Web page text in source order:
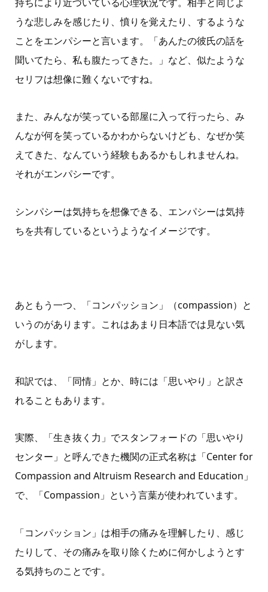
うな悲しみを感じたり、憤りを覚えたり、するような
ことをエンパシーと言います。「あんたの彼氏の話を
聞いてたら、私も腹たってきた。」など、似たような
セリフは想像に難くないですね。
また、みんなが笑っている部屋に入って行ったら、み
んなが何を笑っているかわからないけども、なぜか笑
えてきた、なんていう経験もあるかもしれませんね。
それがエンパシーです。
シンパシーは気持ちを想像できる、エンパシーは気持
ちを共有しているというようなイメージです。
あともう一つ、「コンパッション」（compassion）と
いうのがあります。これはあまり日本語では見ない気
がします。
和訳では、「同情」とか、時には「思いやり」と訳さ
れることもあります。
実際、「生き抜く力」でスタンフォードの「思いやり
センター」と呼んできた機関の正式名称は「Center for
Compassion and Altruism Research and Education」
で、「Compassion」という言葉が使われています。
「コンパッション」は相手の痛みを理解したり、感じ
たりして、その痛みを取り除くために何かしようとす
る気持ちのことです。